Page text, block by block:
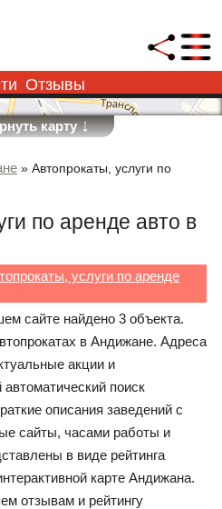
Отзывы
карту↓
» Автопрокаты, услуги по
по аренде авто в
услуги по аренде
сайте найдено 3 объекта.
в Андижане. Адреса
акции и
поиск
описания заведений с
сайты, часами работы и
в виде рейтинга
карте Андижана.
отзывам и рейтингу